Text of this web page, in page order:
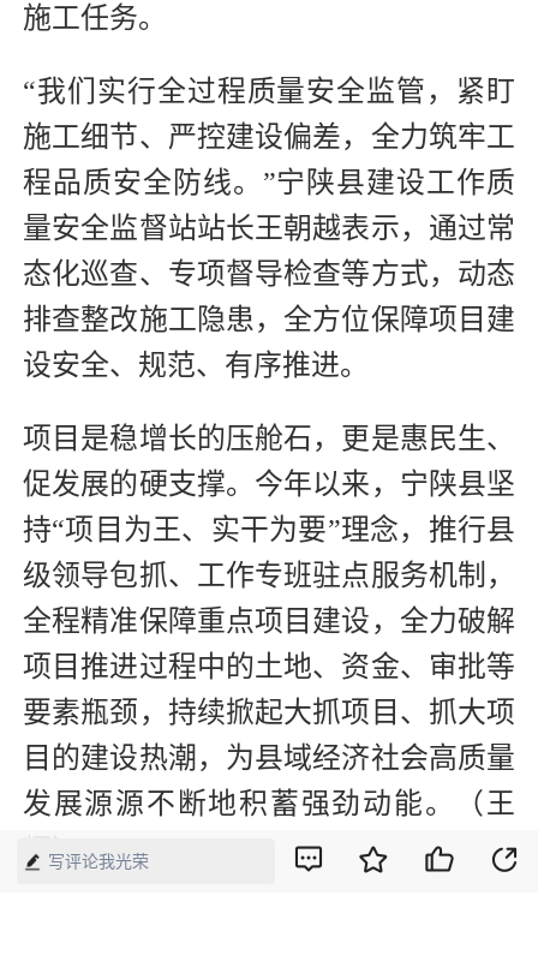
施工任务。
“我们实行全过程质量安全监管，紧盯
施工细节、严控建设偏差，全力筑牢工
程品质安全防线。”宁陕县建设工作质
量安全监督站站长王朝越表示，通过常
态化巡查、专项督导检查等方式，动态
排查整改施工隐患，全方位保障项目建
设安全、规范、有序推进。
项目是稳增长的压舱石，更是惠民生、
促发展的硬支撑。今年以来，宁陕县坚
持“项目为王、实干为要”理念，推行县
级领导包抓、工作专班驻点服务机制，
全程精准保障重点项目建设，全力破解
项目推进过程中的土地、资金、审批等
要素瓶颈，持续掀起大抓项目、抓大项
目的建设热潮，为县域经济社会高质量
发展源源不断地积蓄强劲动能。（王
辉）
写评论我光荣